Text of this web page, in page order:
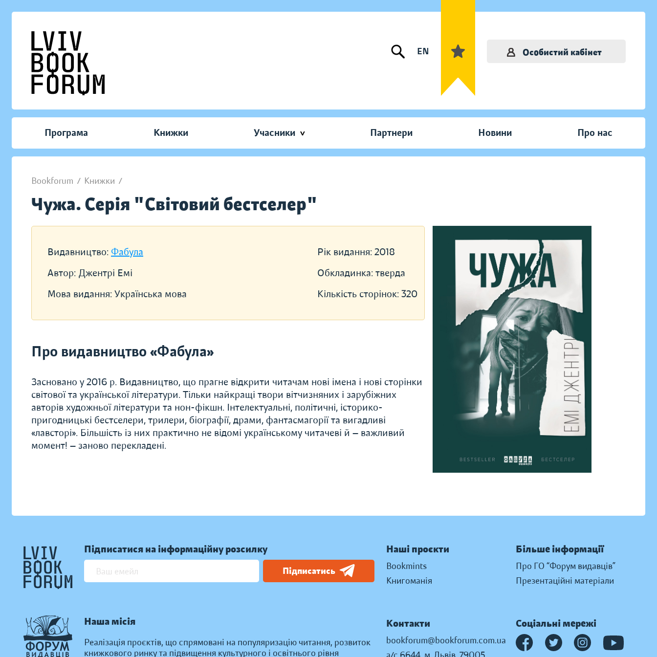
EN Особистий кабінет
Програма Книжки Учасники Партнери Новини Про нас
Bookforum / Книжки /
Чужа. Серія "Світовий бестселер"
Видавництво: Фабула
Автор: Джентрі Емі
Мова видання: Українська мова
Рік видання: 2018
Обкладинка: тверда
Кількість сторінок: 320
Про видавництво «Фабула»
Засновано у 2016 р. Видавництво, що прагне відкрити читачам нові імена і нові сторінки
світової та української літератури. Тільки найкращі твори вітчизняних і зарубіжних
авторів художньої літератури та нон-фікшн. Інтелектуальні, політичні, історико-
пригодницькі бестселери, трилери, біографії, драми, фантасмагорії та вигадливі
«лавсторі». Більшість із них практично не відомі українському читачеві й — важливий
момент! — заново перекладені.
Підписатися на інформаційну розсилку
Підписатись
Наша місія
Реалізація проєктів, що спрямовані на популяризацію читання, розвиток
книжкового ринку та підвищення культурного і освітнього рівня
Наші проєкти
Bookmints
Книгоманія
Більше інформації
Про ГО “Форум видавців”
Презентаційні матеріали
Контакти
bookforum@bookforum.com.ua
Соціальні мережі